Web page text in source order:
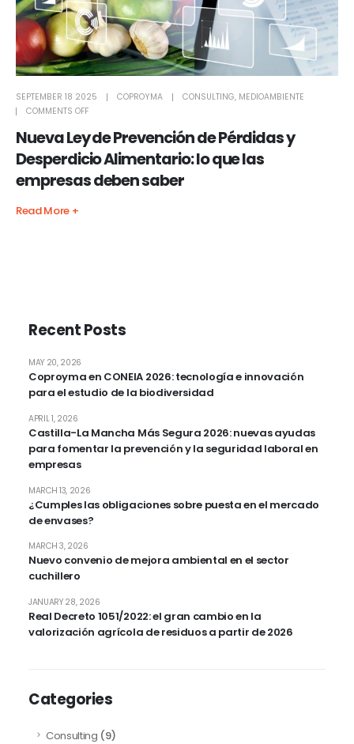
SEPTEMBER 18 2025 COPROYMA CONSULTING, MEDIOAMBIENTE
COMMENTS OFF
Nueva Ley de Prevención de Pérdidas y
Desperdicio Alimentario: lo que las
empresas deben saber
Read More +
Recent Posts
Coproyma en CONEIA 2026: tecnología e innovación
para el estudio de la biodiversidad
MAY 20, 2026
Castilla-La Mancha Más Segura 2026: nuevas ayudas
para fomentar la prevención y la seguridad laboral en
empresas
APRIL 1, 2026
¿Cumples las obligaciones sobre puesta en el mercado
de envases?
MARCH 13, 2026
Nuevo convenio de mejora ambiental en el sector
cuchillero
MARCH 3, 2026
Real Decreto 1051/2022: el gran cambio en la
valorización agrícola de residuos a partir de 2026
JANUARY 28, 2026
Categories
Consulting (9)